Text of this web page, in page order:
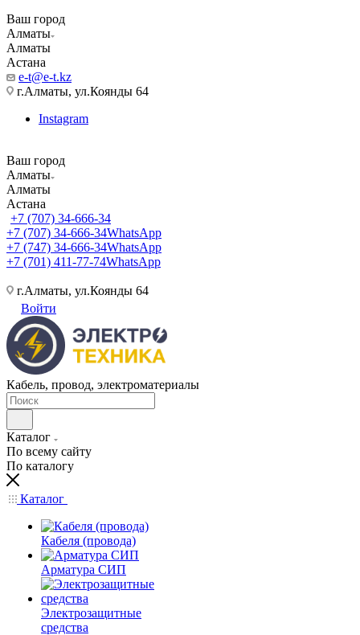
Ваш город
Алматы
Алматы
Астана
e-t@e-t.kz
г.Алматы, ул.Коянды 64
Instagram
Ваш город
Алматы
Алматы
Астана
+7 (707) 34-666-34
+7 (707) 34-666-34WhatsApp
+7 (747) 34-666-34WhatsApp
+7 (701) 411-77-74WhatsApp
г.Алматы, ул.Коянды 64
Войти
Кабель, провод, электроматериалы
Каталог
По всему сайту
По каталогу
Каталог
Кабеля (провода)
Арматура СИП
Электрозащитные
средства